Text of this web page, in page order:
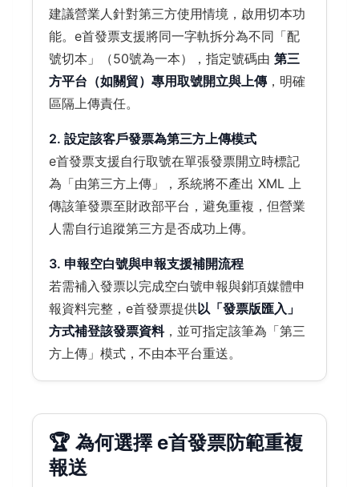
建議營業人針對第三方使用情境，啟用切本功
能。e首發票支援將同一字軌拆分為不同「配
號切本」（50號為一本），指定號碼由 第三
方平台（如關貿）專用取號開立與上傳，明確
區隔上傳責任。
2. 設定該客戶發票為第三方上傳模式
e首發票支援自行取號在單張發票開立時標記
為「由第三方上傳」，系統將不產出 XML 上
傳該筆發票至財政部平台，避免重複，但營業
人需自行追蹤第三方是否成功上傳。
3. 申報空白號與申報支援補開流程
若需補入發票以完成空白號申報與銷項媒體申
報資料完整，e首發票提供以「發票版匯入」
方式補登該發票資料，並可指定該筆為「第三
方上傳」模式，不由本平台重送。
🏆 為何選擇 e首發票防範重複
報送